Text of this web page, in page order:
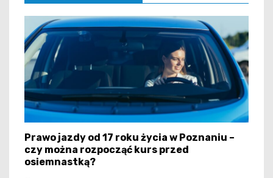
Prawo jazdy od 17 roku życia w Poznaniu –
czy można rozpocząć kurs przed
osiemnastką?